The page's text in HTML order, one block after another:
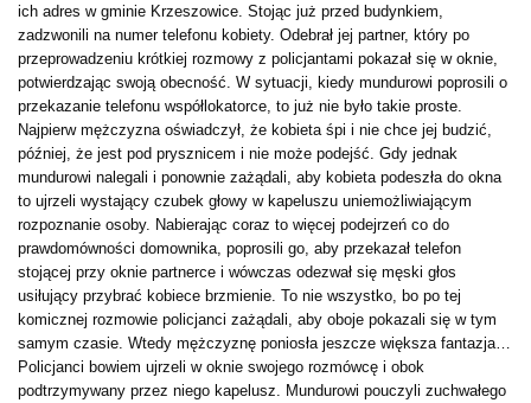
ich adres w gminie Krzeszowice. Stojąc już przed budynkiem,
zadzwonili na numer telefonu kobiety. Odebrał jej partner, który po
przeprowadzeniu krótkiej rozmowy z policjantami pokazał się w oknie,
potwierdzając swoją obecność. W sytuacji, kiedy mundurowi poprosili o
przekazanie telefonu współlokatorce, to już nie było takie proste.
Najpierw mężczyzna oświadczył, że kobieta śpi i nie chce jej budzić,
później, że jest pod prysznicem i nie może podejść. Gdy jednak
mundurowi nalegali i ponownie zażądali, aby kobieta podeszła do okna
to ujrzeli wystający czubek głowy w kapeluszu uniemożliwiającym
rozpoznanie osoby. Nabierając coraz to więcej podejrzeń co do
prawdomówności domownika, poprosili go, aby przekazał telefon
stojącej przy oknie partnerce i wówczas odezwał się męski głos
usiłujący przybrać kobiece brzmienie. To nie wszystko, bo po tej
komicznej rozmowie policjanci zażądali, aby oboje pokazali się w tym
samym czasie. Wtedy mężczyznę poniosła jeszcze większa fantazja…
Policjanci bowiem ujrzeli w oknie swojego rozmówcę i obok
podtrzymywany przez niego kapelusz. Mundurowi pouczyli zuchwałego